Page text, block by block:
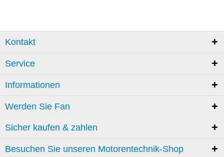
Kontakt
Service
Informationen
Werden Sie Fan
Sicher kaufen & zahlen
Besuchen Sie unseren Motorentechnik-Shop